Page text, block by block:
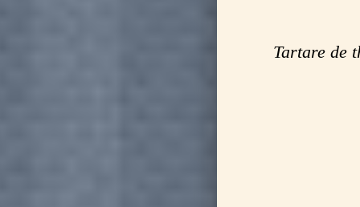
Tartare de